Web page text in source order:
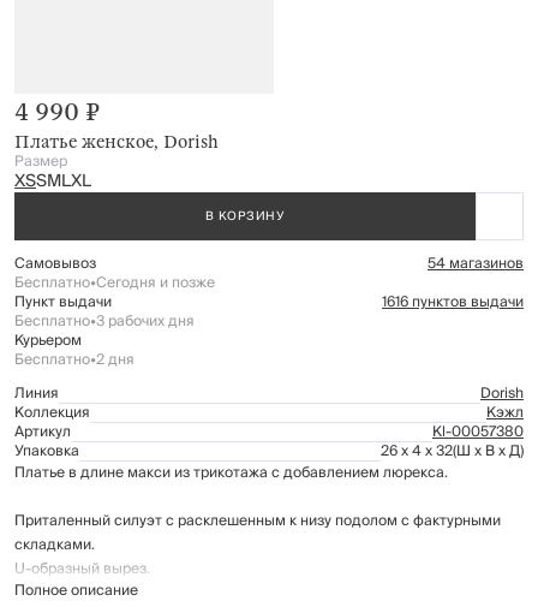
Платье женское, Dorish
4 990 ₽
Размер
XSSMLXL
В КОРЗИНУ
Самовывоз 54 магазинов
Бесплатно•Сегодня и позже
Пункт выдачи 1616 пунктов выдачи
Бесплатно•3 рабочих дня
Курьером
Бесплатно•2 дня
Линия
Dorish
Коллекция Кэжл
Артикул Kl-00057380
Упаковка 26 x 4 x 32(Ш x В x Д)
Платье в длине макси из трикотажа с добавлением люрекса.
Приталенный силуэт с расклешенным к низу подолом с фактурными
складками.
U-образный вырез.
Короткие рукава.
Полное описание